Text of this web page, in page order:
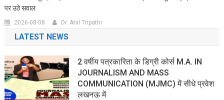
पर उठे सवाल
2026-08-08 Dr. Anil Tripathi
LATEST NEWS
2 वर्षीय पत्रकारिता के डिग्री कोर्स M.A. IN
JOURNALISM AND MASS
COMMUNICATION (MJMC) में सीधे प्रवेश
लखनऊ में